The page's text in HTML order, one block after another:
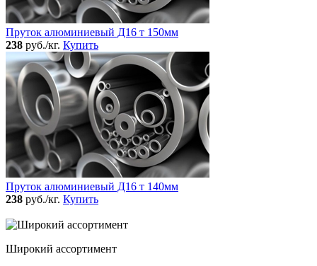
Пруток алюминиевый Д16 т 150мм
238 руб./кг. Купить
Пруток алюминиевый Д16 т 140мм
238 руб./кг. Купить
Широкий ассортимент